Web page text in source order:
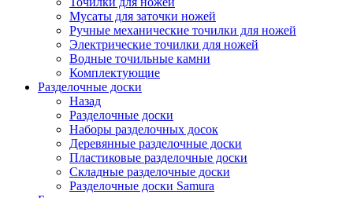
Мусаты для заточки ножей
Ручные механические точилки для ножей
Электрические точилки для ножей
Водные точильные камни
Комплектующие
Разделочные доски
Назад
Разделочные доски
Наборы разделочных досок
Деревянные разделочные доски
Пластиковые разделочные доски
Складные разделочные доски
Разделочные доски Samura